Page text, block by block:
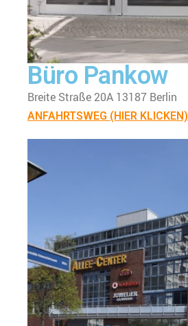
Büro Pankow
Breite Straße 20A 13187 Berlin
ANFAHRTSWEG (HIER KLICKEN)